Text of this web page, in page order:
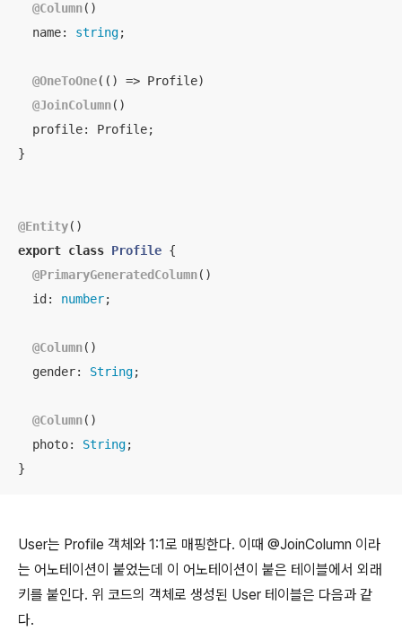
@Column()
name: string;
@OneToOne( () => Profile)
@JoinColumn()
profile: Profile;
}
@Entity
export class Profile {
@PrimaryGeneratedColumn()
id : number;
@Column()
gender: String;
@Column()
photo: String;
}
User는 Profile 객체와 1:1로 매핑한다. 이때 @JoinColumn 이라
는 어노테이션이 붙었는데 이 어노테이션이 붙은 테이블에서 외래
키를 붙인다. 위 코드의 객체로 생성된 User 테이블은 다음과 같
다.